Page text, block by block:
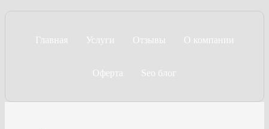
Главная Услуги Отзывы О компании
Оферта Seo блог